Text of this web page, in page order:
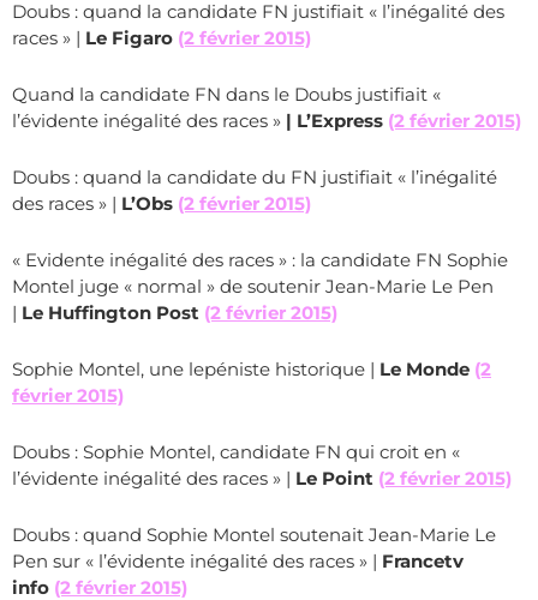
Doubs : quand la candidate FN justifiait « l’inégalité des
races » | Le Figaro (2 février 2015)
Quand la candidate FN dans le Doubs justifiait «
l’évidente inégalité des races » | L’Express (2 février 2015)
Doubs : quand la candidate du FN justifiait « l’inégalité
des races » | L’Obs (2 février 2015)
« Evidente inégalité des races » : la candidate FN Sophie
Montel juge « normal » de soutenir Jean-Marie Le Pen
| Le Huffington Post (2 février 2015)
Sophie Montel, une lepéniste historique | Le Monde (2
février 2015)
Doubs : Sophie Montel, candidate FN qui croit en «
l’évidente inégalité des races » | Le Point (2 février 2015)
Doubs : quand Sophie Montel soutenait Jean-Marie Le
Pen sur « l’évidente inégalité des races » | Francetv
info (2 février 2015)